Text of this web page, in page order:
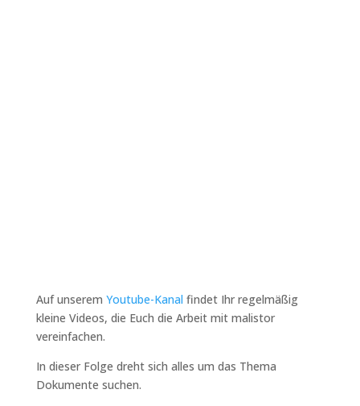
Auf unserem Youtube-Kanal findet Ihr regelmäßig
kleine Videos, die Euch die Arbeit mit malistor
vereinfachen.
In dieser Folge dreht sich alles um das Thema
Dokumente suchen.